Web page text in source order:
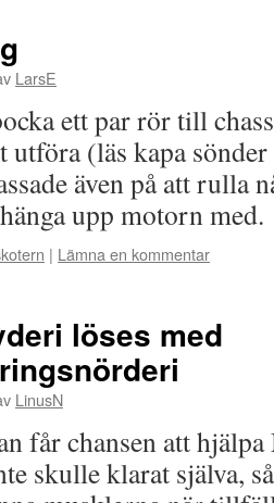
LarsE
ett par rör till
utföra (läs kapa
även på att rulla
upp motorn med.
| Lämna en kommentar
löses med
LinusN
får chansen att
skulle klarat själva,